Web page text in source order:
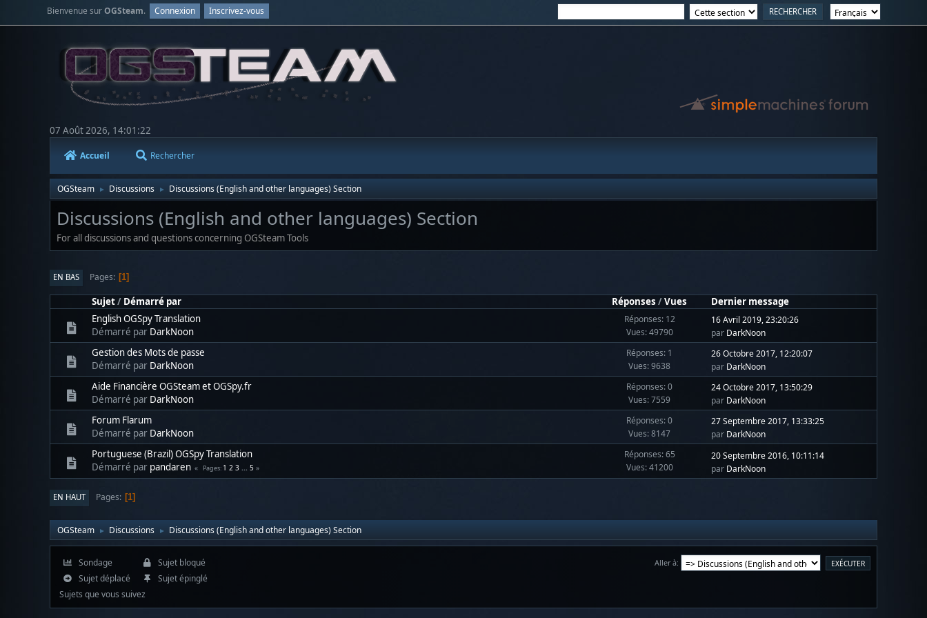
Bienvenue surOGSteam. Connexion Inscrivez-vous
07 Août 2026, 14:01:22
Accueil Rechercher
OGSteam ► Discussions ► Discussions (English and other languages) Section
Discussions (English and other languages) Section
For all discussions and questions concerning OGSteam Tools
EN BAS Pages 1
Sujet/ Démarré par Réponses /Vues
Dernier message
English OGSpy Translation
Démarré par DarkNoon
Réponses: 12
Vues: 49790
16 Avril 2019, 23:20:26
par DarkNoon
Gestion des Mots de passe
Démarré par DarkNoon
Réponses: 1
Vues: 9638
26 Octobre 2017, 12:20:07
par DarkNoon
Aide Financière OGSteam et OGSpy.fr
Démarré par DarkNoon
Réponses: 0
Vues: 7559
24 Octobre 2017, 13:50:29
par DarkNoon
Forum Flarum
Démarré par DarkNoon
Réponses: 0
Vues: 8147
27 Septembre 2017, 13:33:25
par DarkNoon
Portuguese (Brazil) OGSpy Translation
Démarré par pandaren Pages 1 2 3 ... 5
Réponses: 65
Vues: 41200
20 Septembre 2016, 10:11:14
par DarkNoon
EN HAUT Pages 1
OGSteam ► Discussions ► Discussions (English and other languages) Section
Aller à
Sondage
Sujet déplacé
Sujet bloqué
Sujet épinglé
Sujets que vous suivez